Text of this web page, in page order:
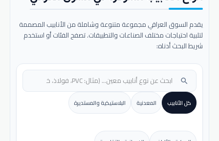
يقدم السوق العراقي مجموعة متنوعة وشاملة من الأنابيب المصممة
لتلبية احتياجات مختلف الصناعات والتطبيقات. تصفح الفئات أو استخدم
شريط البحث أدناه:
search
كل الأنابيب المعدنية البلاستيكية والمستديرة